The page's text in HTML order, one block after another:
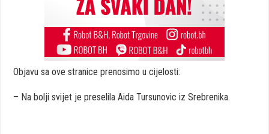
Objavu sa ove stranice prenosimo u cijelosti:
– Na bolji svijet je preselila Aida Tursunovic iz Srebrenika.